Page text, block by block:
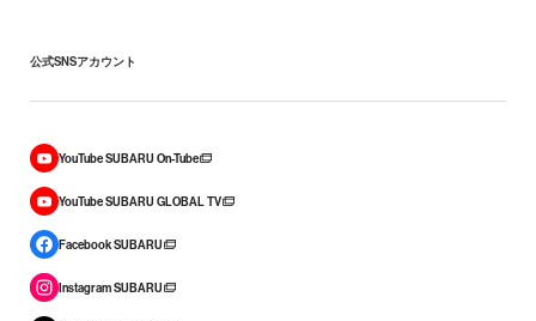
公式SNSアカウント
YouTube SUBARU On-Tube
YouTube SUBARU GLOBAL TV
Facebook SUBARU
Instagram SUBARU